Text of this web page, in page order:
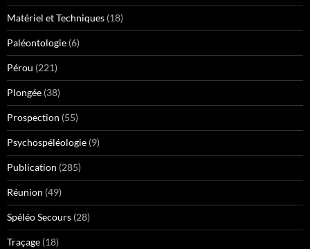
Matériel et Techniques (18)
Paléontologie (6)
Pérou (221)
Plongée (38)
Prospection (55)
Psychospéléologie (9)
Publication (285)
Réunion (49)
Spéléo Secours (28)
Traçage (18)